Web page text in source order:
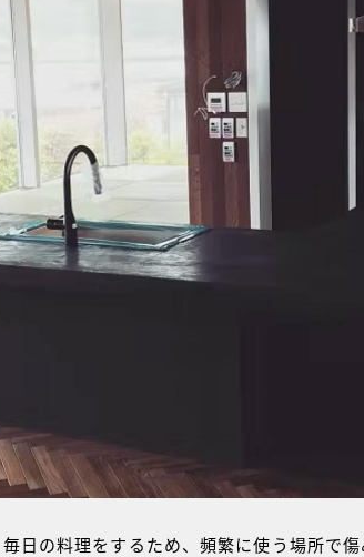
日の料理をするため、頻繁に使う場所で傷